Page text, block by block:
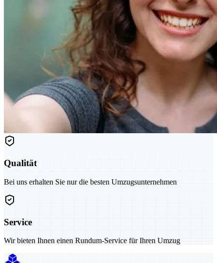
Qualität
Bei uns erhalten Sie nur die besten Umzugsunternehmen
Service
Wir bieten Ihnen einen Rundum-Service für Ihren Umzug